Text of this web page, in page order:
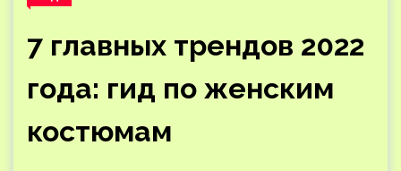
7 главных трендов 2022
года: гид по женским
костюмам